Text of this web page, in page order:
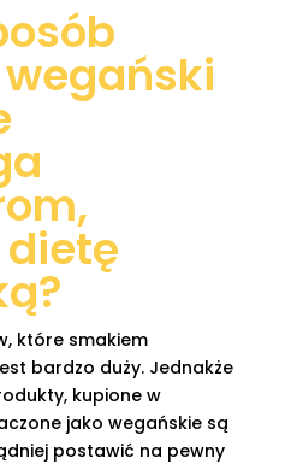
które smakiem
bardzo duży. Jednakże
kupione w
jako wegańskie są
postawić na pewny